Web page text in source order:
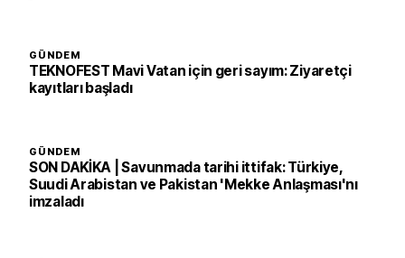
GÜNDEM
TEKNOFEST Mavi Vatan için geri sayım: Ziyaretçi
kayıtları başladı
GÜNDEM
SON DAKİKA | Savunmada tarihi ittifak: Türkiye,
Suudi Arabistan ve Pakistan 'Mekke Anlaşması'nı
imzaladı